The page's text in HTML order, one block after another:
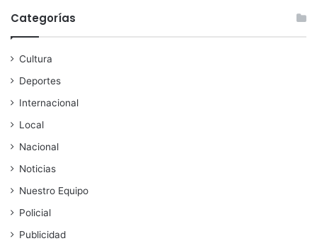
Categorías
Cultura
Deportes
Internacional
Local
Nacional
Noticias
Nuestro Equipo
Policial
Publicidad